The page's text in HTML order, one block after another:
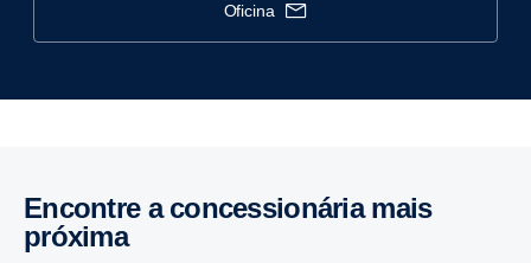
oficina
Encontre a concessionária mais
próxima